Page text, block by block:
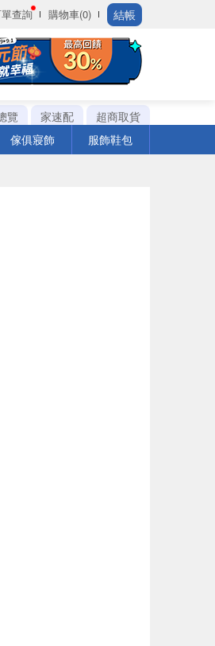
查詢 購物車(0) 結帳
覽 家速配
超商取貨
傢俱寢飾 服飾鞋包